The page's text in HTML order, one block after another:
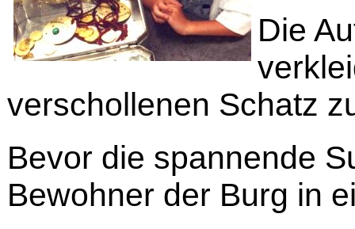
Die
verschollenen Schatz
Bevor die spannende
Bewohner der Burg in